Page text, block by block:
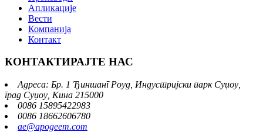
Апликације
Вести
Компанија
Контакт
КОНТАКТИРАЈТЕ НАС
Адреса: Бр. 1 Ђиншанг Роуд, Индустријски парк Суџоу,
град Суџоу, Кина 215000
0086 15895422983
0086 18662606780
ae@apogeem.com